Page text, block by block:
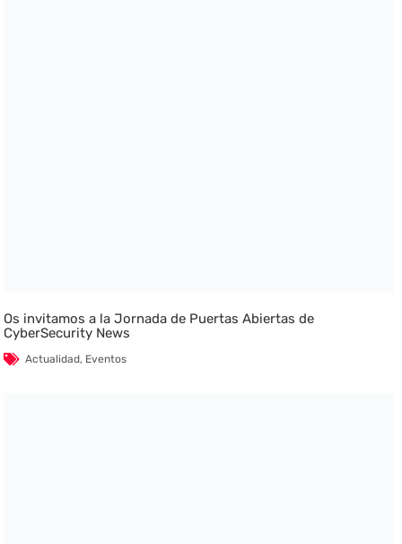
Os invitamos a la Jornada de Puertas Abiertas de
CyberSecurity News
Actualidad, Eventos